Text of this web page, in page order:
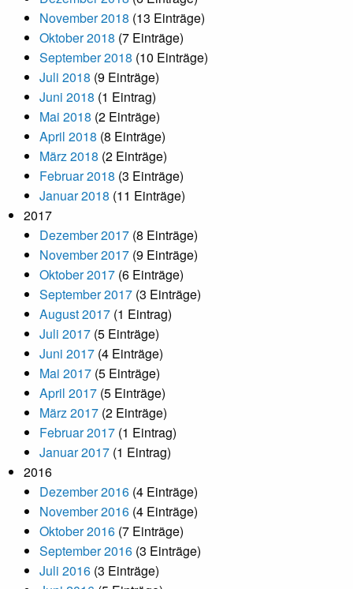
November 2018 (13 Einträge)
Oktober 2018 (7 Einträge)
September 2018 (10 Einträge)
Juli 2018 (9 Einträge)
Juni 2018 (1 Eintrag)
Mai 2018 (2 Einträge)
April 2018 (8 Einträge)
März 2018 (2 Einträge)
Februar 2018 (3 Einträge)
Januar 2018 (11 Einträge)
2017
Dezember 2017 (8 Einträge)
November 2017 (9 Einträge)
Oktober 2017 (6 Einträge)
September 2017 (3 Einträge)
August 2017 (1 Eintrag)
Juli 2017 (5 Einträge)
Juni 2017 (4 Einträge)
Mai 2017 (5 Einträge)
April 2017 (5 Einträge)
März 2017 (2 Einträge)
Februar 2017 (1 Eintrag)
Januar 2017 (1 Eintrag)
2016
Dezember 2016 (4 Einträge)
November 2016 (4 Einträge)
Oktober 2016 (7 Einträge)
September 2016 (3 Einträge)
Juli 2016 (3 Einträge)